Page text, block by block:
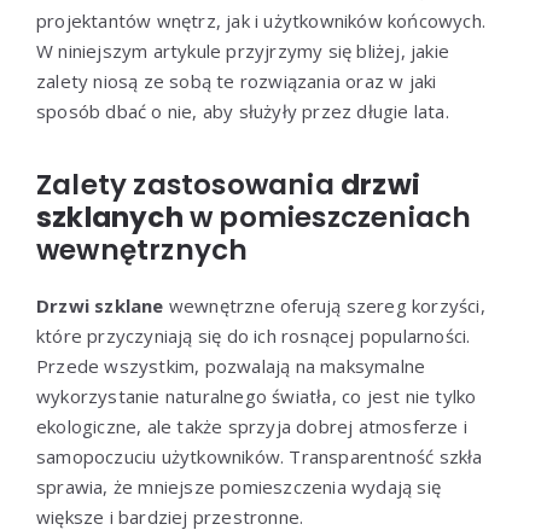
projektantów wnętrz, jak i użytkowników końcowych.
W niniejszym artykule przyjrzymy się bliżej, jakie
zalety niosą ze sobą te rozwiązania oraz w jaki
sposób dbać o nie, aby służyły przez długie lata.
Zalety zastosowania drzwi
szklanychw pomieszczeniach
wewnętrznych
Drzwi szklane wewnętrzne oferują szereg korzyści,
które przyczyniają się do ich rosnącej popularności.
Przede wszystkim, pozwalają na maksymalne
wykorzystanie naturalnego światła, co jest nie tylko
ekologiczne, ale także sprzyja dobrej atmosferze i
samopoczuciu użytkowników. Transparentność szkła
sprawia, że mniejsze pomieszczenia wydają się
większe i bardziej przestronne.